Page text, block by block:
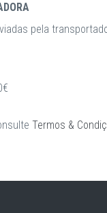
pela
Termos &